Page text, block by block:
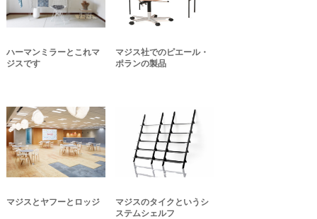
ハーマンミラーとこれマ
ジスです
マジス社でのピエール・
ポランの製品
マジスとヤフーとロッジ
マジスのタイクというシ
ステムシェルフ